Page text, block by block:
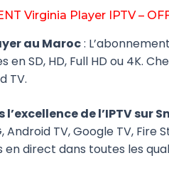
Virginia Player IPTV –
au Maroc:
en SD, HD, Full HD ou 4K.
TV.
de l’IPTV sur
Android TV, Google TV, Fire
en direct dans toutes les